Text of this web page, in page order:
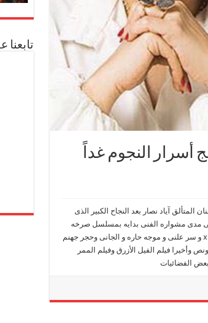
أسرار النجوم غداً
المتألق آياد نصار بعد النجاح الكبير الذى
الى نجاحة الكبير على مدى مشواره الفنى بدايه بمسلسل صرخه
انثى مع الفنانه داليا البحيرى ومسلسل الجماعه وحاره اليهود والمواطن x و سر علنى و موجه حاره و الجانى وحجر جهنم
وأخيرا فيلم الفيل الأزرق وفيلم الممر